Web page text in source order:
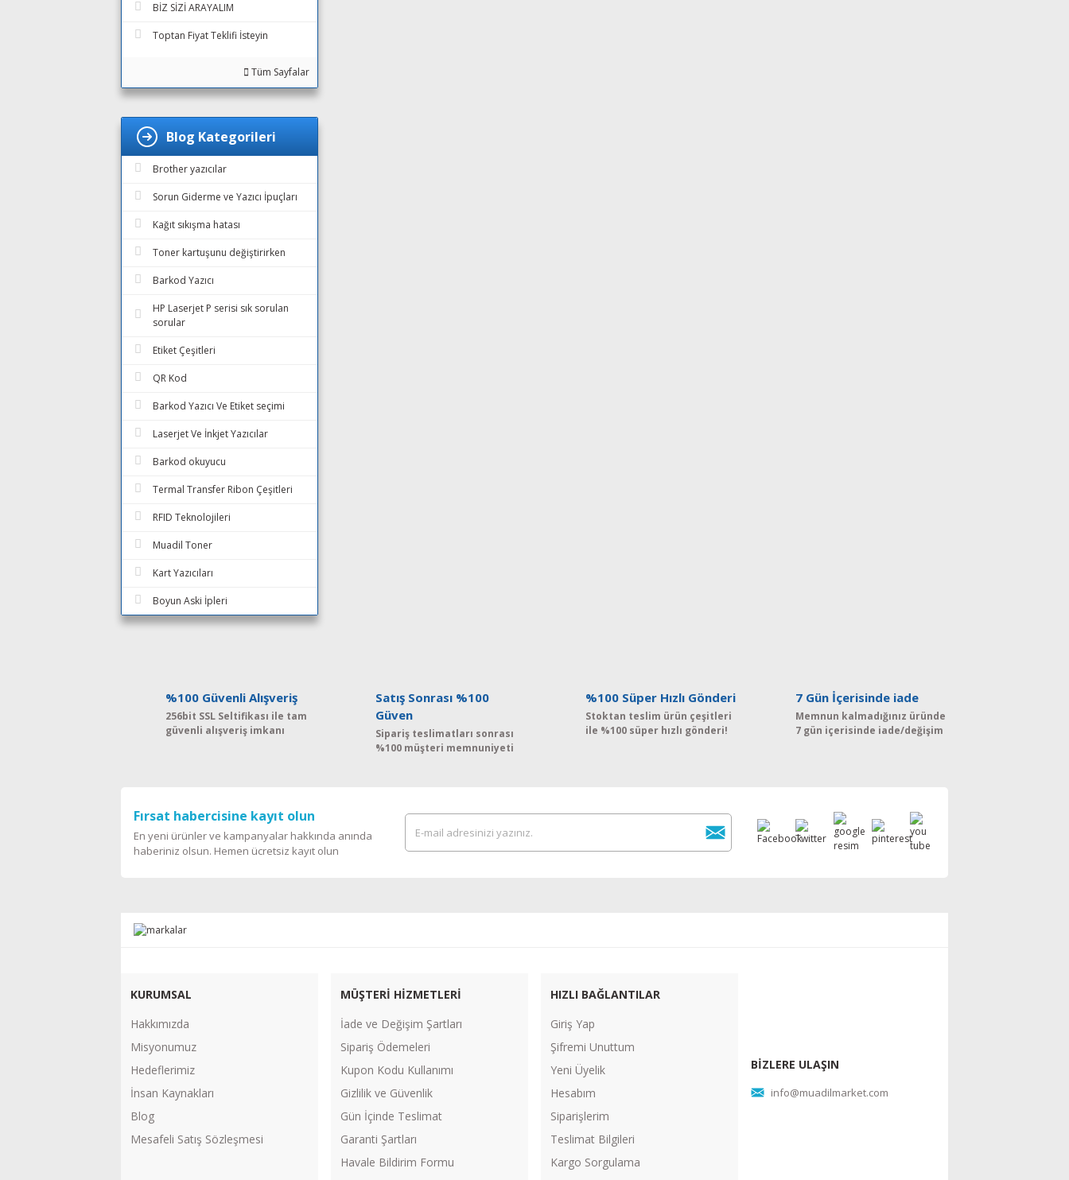
BİZ SİZİ ARAYALIM
Toptan Fiyat Teklifi İsteyin
Tüm Sayfalar
Blog Kategorileri
Brother yazıcılar
Sorun Giderme ve Yazıcı İpuçları
Kağıt sıkışma hatası
Toner kartuşunu değiştirirken
Barkod Yazıcı
HP Laserjet P serisi sık sorulan
sorular
Etiket Çeşitleri
QR Kod
Barkod Yazıcı Ve Etiket seçimi
Laserjet Ve İnkjet Yazıcılar
Barkod okuyucu
Termal Transfer Ribon Çeşitleri
RFID Teknolojileri
Muadil Toner
Kart Yazıcıları
Boyun Aski İpleri
%100 Güvenli Alışveriş
256bit SSL Seltifikası ile tam
güvenli alışveriş imkanı
Satış Sonrası %100
Güven
Sipariş teslimatları sonrası
%100 müşteri memnuniyeti
%100 Süper Hızlı Gönderi
Stoktan teslim ürün çeşitleri
ile %100 süper hızlı gönderi!
7 Gün İçerisinde iade
Memnun kalmadığınız üründe
7 gün içerisinde iade/değişim
Fırsat habercisine kayıt olun
En yeni ürünler ve kampanyalar hakkında anında
haberiniz olsun. Hemen ücretsiz kayıt olun
KURUMSAL
Hakkımızda
Misyonumuz
Hedeflerimiz
İnsan Kaynakları
Blog
Mesafeli Satış Sözleşmesi
MÜŞTERİ HİZMETLERİ
İade ve Değişim Şartları
Sipariş Ödemeleri
Kupon Kodu Kullanımı
Gizlilik ve Güvenlik
Gün İçinde Teslimat
Garanti Şartları
Havale Bildirim Formu
HIZLI BAĞLANTILAR
Giriş Yap
Şifremi Unuttum
Yeni Üyelik
Hesabım
Siparişlerim
Teslimat Bilgileri
Kargo Sorgulama
BİZLERE ULAŞIN
info@muadilmarket.com